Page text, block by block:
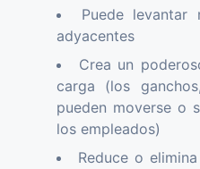
Puede levantar
adyacentes
Crea un
carga (los
pueden moverse o
los empleados)
Reduce o